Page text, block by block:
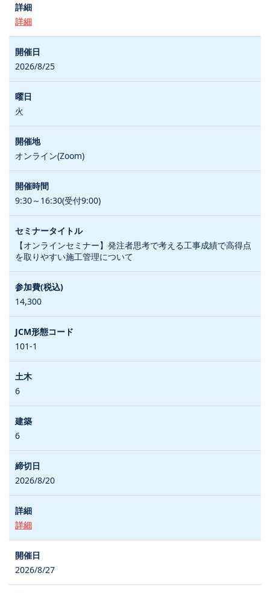
詳細
2026/8/25
火
オンライン(Zoom)
9:30～16:30(受付9:00)
【オンラインセミナー】発注者思考で考える工事成績で高得点
を取りやすい施工管理について
14,300
101-1
6
6
2026/8/20
詳細
2026/8/27